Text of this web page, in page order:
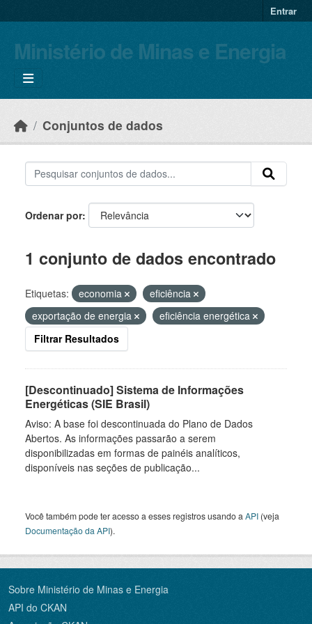
Entrar
Ministério de Minas e Energia
Conjuntos de dados
Ordenar por
1 conjunto de dados encontrado
Etiquetas: economia
eficiência
exportação de energia
eficiência energética
Filtrar Resultados
[Descontinuado] Sistema de Informações
Energéticas (SIE Brasil)
Aviso: A base foi descontinuada do Plano de Dados
Abertos. As informações passarão a serem
disponibilizadas em formas de painéis analíticos,
disponíveis nas seções de publicação...
Você também pode ter acesso a esses registros usando a API (veja
Documentação da API).
Sobre Ministério de Minas e Energia
API do CKAN